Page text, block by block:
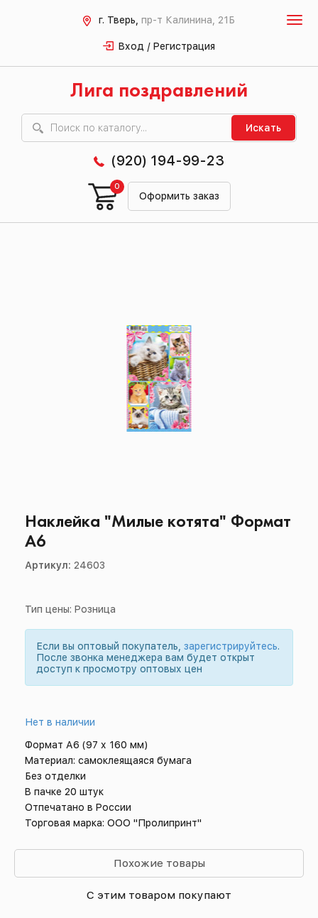
г. Тверь, пр-т Калинина, 21Б
Вход / Регистрация
Лига поздравлений
Искать
(920) 194-99-23
Оформить заказ
0
Наклейка "Милые котята" Формат
А6
Артикул: 24603
Тип цены: Розница
Если вы оптовый покупатель, зарегистрируйтесь.
После звонка менеджера вам будет открыт
доступ к просмотру оптовых цен
Нет в наличии
Формат А6 (97 х 160 мм)
Материал: самоклеящаяся бумага
Без отделки
В пачке 20 штук
Отпечатано в России
Торговая марка: ООО "Пролипринт"
Похожие товары
С этим товаром покупают